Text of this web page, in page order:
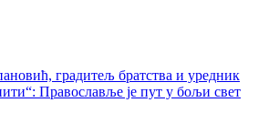
градитељ братства и уредник
Православље је пут у бољи свет